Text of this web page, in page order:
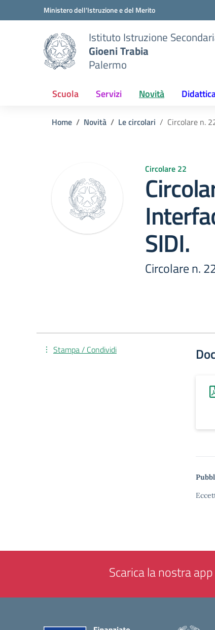
Vai ai contenuti
Vai al menu di navigazioneMinistero dell'Istruzione e del Merito
Istituto Istruzione
Gioeni Trabia
Palermo
Scuola Servizi Novità
Home Novità Le circolari Circolare n.
Circolare 22
SIDI.
Circolare n.
Stampa / Condividi
Scarica la nostra